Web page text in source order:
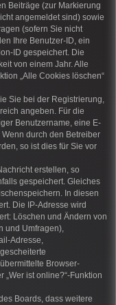
Beiträge (zur Markierung
angemeldet sind) sowie
(sofern Sie nicht
Ihre Benutzer-ID, ein
ID gespeichert. Die
von einem Jahr. Alle
„Alle Cookies löschen“
Sie bei der Registrierung,
angeben. Für die
Benutzername, eine E-
durch den Betreiber
so ist dies für Sie vor
erstellen, so
gespeichert. Gleiches
In diesen
Die IP-Adresse wird
Löschen und Ändern von
und Umfragen),
Adresse,
Browser-
„Wer ist online?“-Funktion
Boards, dass weitere